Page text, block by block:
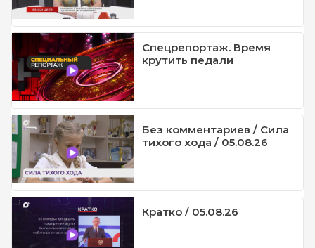
Спецрепортаж. Время
крутить педали
Без комментариев / Сила
тихого хода / 05.08.26
Кратко / 05.08.26